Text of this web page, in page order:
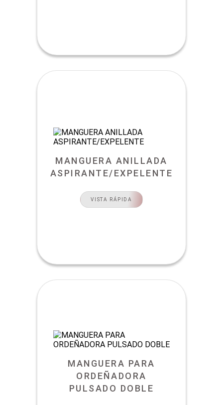
MANGUERA ANILLADA
ASPIRANTE/EXPELENTE
VISTA RÁPIDA
MANGUERA PARA
ORDEÑADORA
PULSADO DOBLE